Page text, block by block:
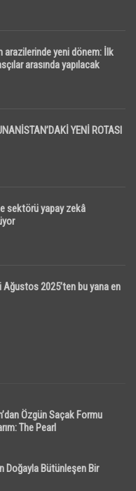
arazilerinde yeni dönem: İlk
arasında yapılacak
YENİ ROTASI
sektörü yapay zekâ
2025’ten bu yana en
Özgün Saçak Formu
The Pearl
Doğayla Bütünleşen Bir